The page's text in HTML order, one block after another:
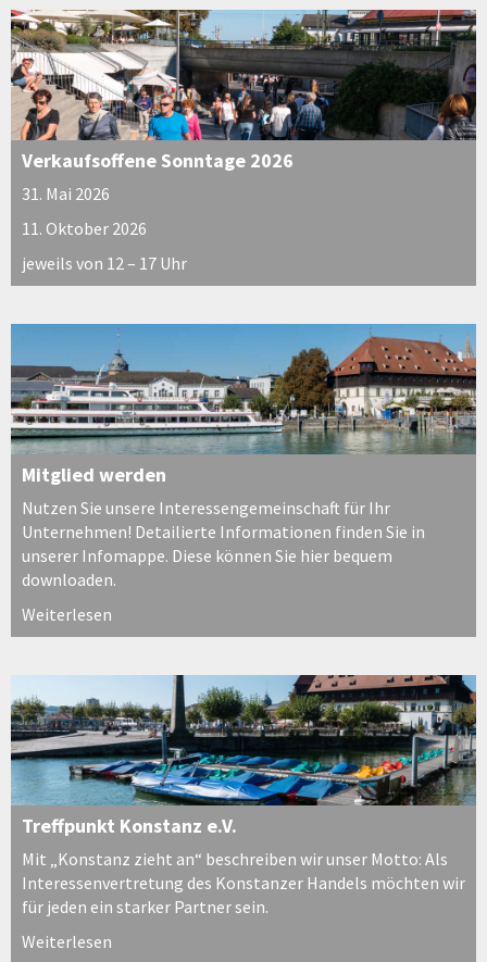
Verkaufsoffene Sonntage 2026
31. Mai 2026
11. Oktober 2026
jeweils von 12 – 17 Uhr
Mitglied werden
Nutzen Sie unsere Interessengemeinschaft für Ihr
Unternehmen! Detailierte Informationen finden Sie in
unserer Infomappe. Diese können Sie hier bequem
downloaden.
Weiterlesen
Treffpunkt Konstanz e.V.
Mit „Konstanz zieht an“ beschreiben wir unser Motto: Als
Interessenvertretung des Konstanzer Handels möchten wir
für jeden ein starker Partner sein.
Weiterlesen